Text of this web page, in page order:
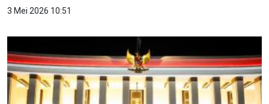
3 Mei 2026 10:51